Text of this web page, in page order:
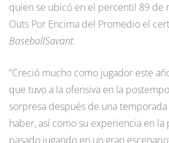
quien se ubicó en el percentil 89 de
Outs Por Encima del Promedio el
BaseballSavant.
“Creció mucho como jugador este
que tuvo a la ofensiva en la
sorpresa después de una
haber, así como su experiencia en
pasado jugando en un gran